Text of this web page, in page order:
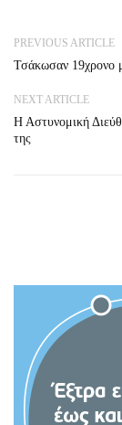
PREVIOUS ARTICLE
Τσάκωσαν 19χρονο
NEXT ARTICLE
Η Αστυνομική
της